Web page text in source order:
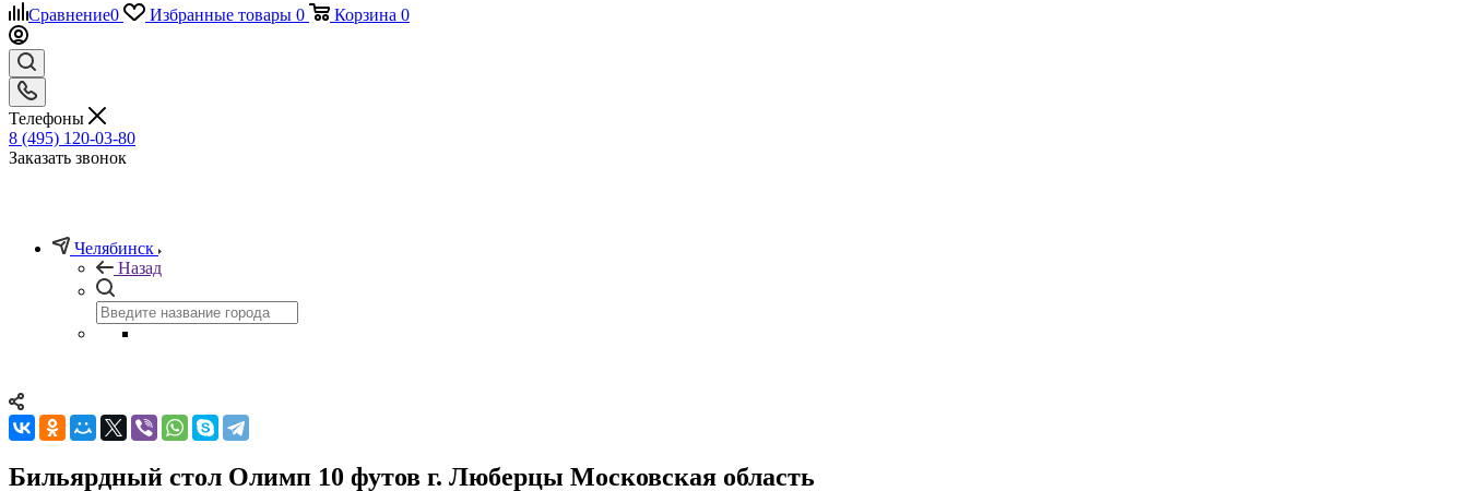
Сравнение0 Избранные товары 0 Корзина 0
Телефоны
8 (495) 120-03-80
Заказать звонок
Челябинск
Назад
Бильярдный стол Олимп 10 футов г. Люберцы Московская область